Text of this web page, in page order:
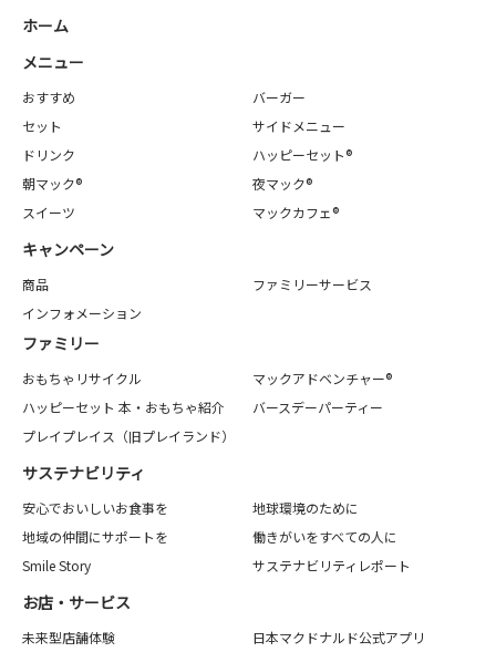
ホーム
メニュー
おすすめ
バーガー
セット
サイドメニュー
ドリンク
ハッピーセット®
朝マック®
夜マック®
スイーツ
マックカフェ®
キャンペーン
商品
ファミリーサービス
インフォメーション
ファミリー
おもちゃリサイクル
マックアドベンチャー®
ハッピーセット 本・おもちゃ紹介
バースデーパーティー
プレイプレイス（旧プレイランド）
サステナビリティ
安心でおいしいお食事を
地球環境のために
地域の仲間にサポートを
働きがいをすべての人に
Smile Story
サステナビリティレポート
お店・サービス
未来型店舗体験
日本マクドナルド公式アプリ